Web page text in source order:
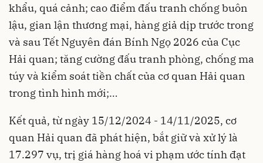
khẩu, quá cảnh; cao điểm đấu tranh chống buôn
lậu, gian lận thương mại, hàng giả dịp trước trong
và sau Tết Nguyên đán Bính Ngọ 2026 của Cục
Hải quan; tăng cường đấu tranh phòng, chống ma
túy và kiểm soát tiền chất của cơ quan Hải quan
trong tình hình mới;…
Kết quả, từ ngày 15/12/2024 - 14/11/2025, cơ
quan Hải quan đã phát hiện, bắt giữ và xử lý là
17.297 vụ, trị giá hàng hoá vi phạm ước tính đạt